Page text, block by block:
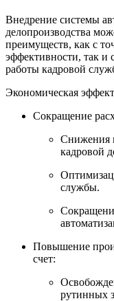
Внедрение системы
делопроизводства
преимуществ, как с
эффективности, так и
работы кадровой
Экономическая
Сокращение
Снижения
кадровой
службы.
Повышение
счет:
рутинных